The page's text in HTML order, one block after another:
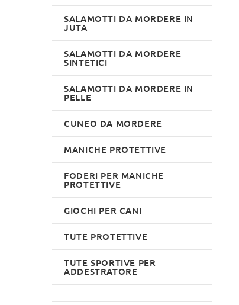
SALAMOTTI DA MORDERE IN
JUTA
SALAMOTTI DA MORDERE
SINTETICI
SALAMOTTI DA MORDERE IN
PELLE
CUNEO DA MORDERE
MANICHE PROTETTIVE
FODERI PER MANICHE
PROTETTIVE
GIOCHI PER CANI
TUTE PROTETTIVE
TUTE SPORTIVE PER
ADDESTRATORE